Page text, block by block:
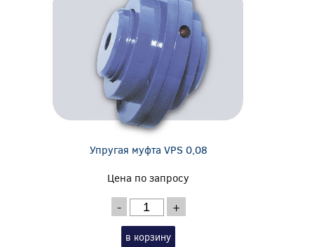
Упругая муфта VPS 0,08
Цена по запросу
- +
в корзину